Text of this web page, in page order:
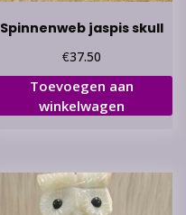
Spinnenweb jaspis skull
€37.50
Toevoegen aan
winkelwagen